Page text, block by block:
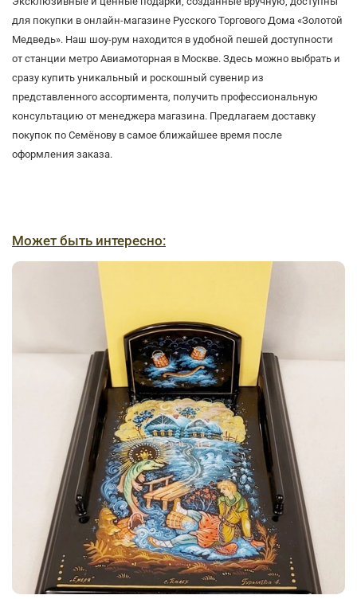
для покупки в онлайн-магазине Русского Торгового Дома «Золотой
Медведь». Наш шоу-рум находится в удобной пешей доступности
от станции метро Авиамоторная в Москве. Здесь можно выбрать и
сразу купить уникальный и роскошный сувенир из
представленного ассортимента, получить профессиональную
консультацию от менеджера магазина. Предлагаем доставку
покупок по Семёнову в самое ближайшее время после
оформления заказа.
Может быть интересно: